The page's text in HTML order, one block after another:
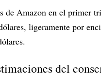
de Amazon en el primer
ligeramente por
del